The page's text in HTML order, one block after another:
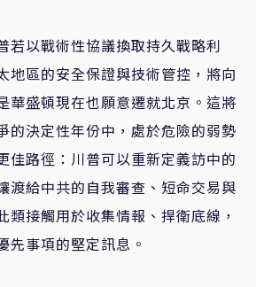
若以戰術性協議換取持久戰略利
地區的安全保證與技術管控，將向
華盛頓現在也願意遷就北京。這將
的決定性年份中，處於危險的弱勢
佳路徑：川普可以重新定義訪中的
渡給中共的自我審查、短命交易與
類接觸用於收集情報、捍衛底線，
先事項的堅定訊息。